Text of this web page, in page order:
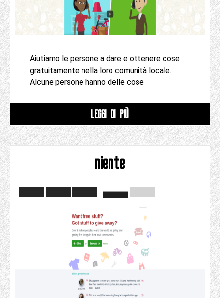
Aiutiamo le persone a dare e ottenere cose
gratuitamente nella loro comunità locale.
Alcune persone hanno delle cose
LEGGI DI PIÙ
niente